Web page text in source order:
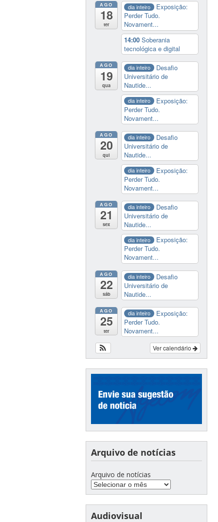
AGO
18
ter
dia inteiro
Exposição:
Perder Tudo.
Novament...
14:00Soberania
tecnológica e digital
AGO
19
qua
dia inteiro
Desafio
Universitário de
Nautide...
dia inteiro
Exposição:
Perder Tudo.
Novament...
AGO
20
qui
dia inteiro
Desafio
Universitário de
Nautide...
dia inteiro
Exposição:
Perder Tudo.
Novament...
AGO
21
sex
dia inteiro
Desafio
Universitário de
Nautide...
dia inteiro
Exposição:
Perder Tudo.
Novament...
AGO
22
sáb
dia inteiro
Desafio
Universitário de
Nautide...
AGO
25
ter
dia inteiro
Exposição:
Perder Tudo.
Novament...
Ver calendário
Arquivo de notícias
Arquivo de notícias
Audiovisual